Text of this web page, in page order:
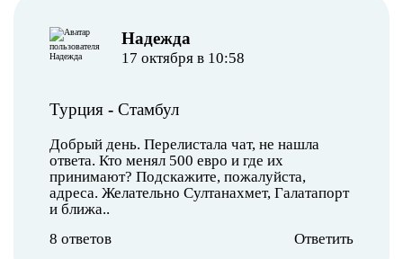
Надежда
17 октября в 10:58
Турция - Стамбул
Добрый день. Перелистала чат, не нашла
ответа. Кто менял 500 евро и где их
принимают? Подскажите, пожалуйста,
адреса. Желательно Султанахмет, Галатапорт
и ближа..
8 ответов
Ответить